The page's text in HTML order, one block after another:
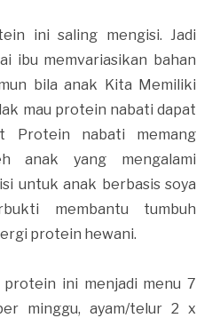
ini saling mengisi. Jadi
ibu memvariasikan bahan
bila anak Kita Memiliki
mau protein nabati dapat
Protein nabati memang
anak yang mengalami
untuk anak berbasis soya
membantu tumbuh
protein hewani.
ini menjadi menu 7
minggu, ayam/telur 2 x